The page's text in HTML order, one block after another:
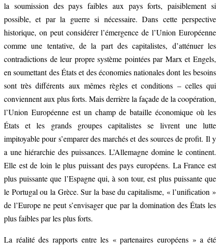
la soumission des pays faibles aux pays forts, paisiblement si
possible, et par la guerre si nécessaire. Dans cette perspective
historique, on peut considérer l’émergence de l’Union Européenne
comme une tentative, de la part des capitalistes, d’atténuer les
contradictions de leur propre système pointées par Marx et Engels,
en soumettant des États et des économies nationales dont les besoins
sont très différents aux mêmes règles et conditions – celles qui
conviennent aux plus forts. Mais derrière la façade de la coopération,
l’Union Européenne est un champ de bataille économique où les
États et les grands groupes capitalistes se livrent une lutte
impitoyable pour s’emparer des marchés et des sources de profit. Il y
a une hiérarchie des puissances. L’Allemagne domine le continent.
Elle est de loin le plus puissant des pays européens. La France est
plus puissante que l’Espagne qui, à son tour, est plus puissante que
le Portugal ou la Grèce. Sur la base du capitalisme, « l’unification »
de l’Europe ne peut s’envisager que par la domination des États les
plus faibles par les plus forts.
La réalité des rapports entre les « partenaires européens » a été